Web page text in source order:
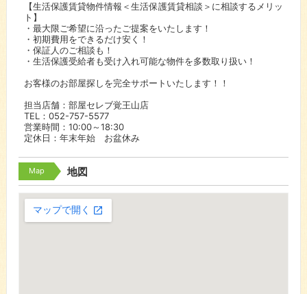
【生活保護賃貸物件情報＜生活保護賃貸相談＞に相談するメリッ
ト】
・最大限ご希望に沿ったご提案をいたします！
・初期費用をできるだけ安く！
・保証人のご相談も！
・生活保護受給者も受け入れ可能な物件を多数取り扱い！
お客様のお部屋探しを完全サポートいたします！！
担当店舗：部屋セレブ覚王山店
TEL：052-757-5577
営業時間：10:00～18:30
定休日：年末年始 お盆休み
Map 地図